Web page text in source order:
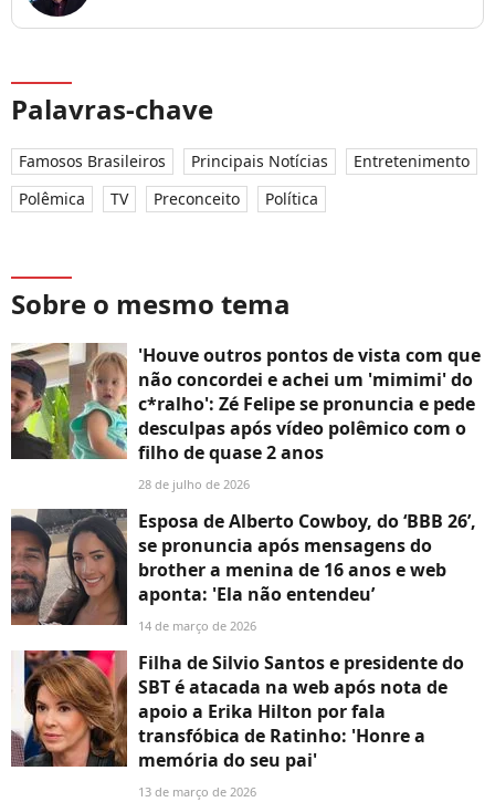
Palavras-chave
Famosos Brasileiros Principais Notícias
Entretenimento
Polêmica
TV Preconceito Política
Sobre o mesmo tema
'Houve outros pontos de vista com que
não concordei e achei um 'mimimi' do
c*ralho': Zé Felipe se pronuncia e pede
desculpas após vídeo polêmico com o
filho de quase 2 anos
28 de julho de 2026
Esposa de Alberto Cowboy, do ‘BBB 26’,
se pronuncia após mensagens do
brother a menina de 16 anos e web
aponta: 'Ela não entendeu’
14 de março de 2026
Filha de Silvio Santos e presidente do
SBT é atacada na web após nota de
apoio a Erika Hilton por fala
transfóbica de Ratinho: 'Honre a
memória do seu pai'
13 de março de 2026